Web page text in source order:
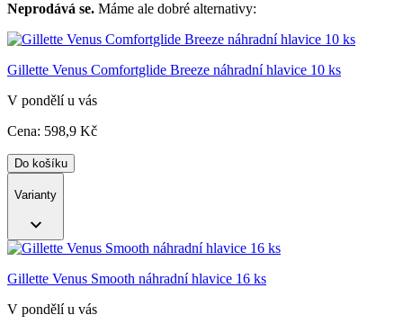
Neprodává se. Máme ale dobré alternativy:
Gillette Venus Comfortglide Breeze náhradní hlavice 10 ks
V pondělí u vás
Cena: 598,9 Kč
Do košíku
Varianty
Gillette Venus Smooth náhradní hlavice 16 ks
V pondělí u vás